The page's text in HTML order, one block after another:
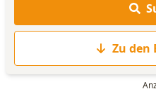
Zu den